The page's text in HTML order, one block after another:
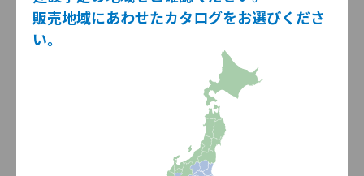
販売地域にあわせたカタログをお選びくださ
い。
外観デザインセレクトブック
2026.5